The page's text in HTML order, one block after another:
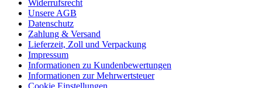
Widerrufsrecht
Unsere AGB
Datenschutz
Zahlung & Versand
Lieferzeit, Zoll und Verpackung
Impressum
Informationen zu Kundenbewertungen
Informationen zur Mehrwertsteuer